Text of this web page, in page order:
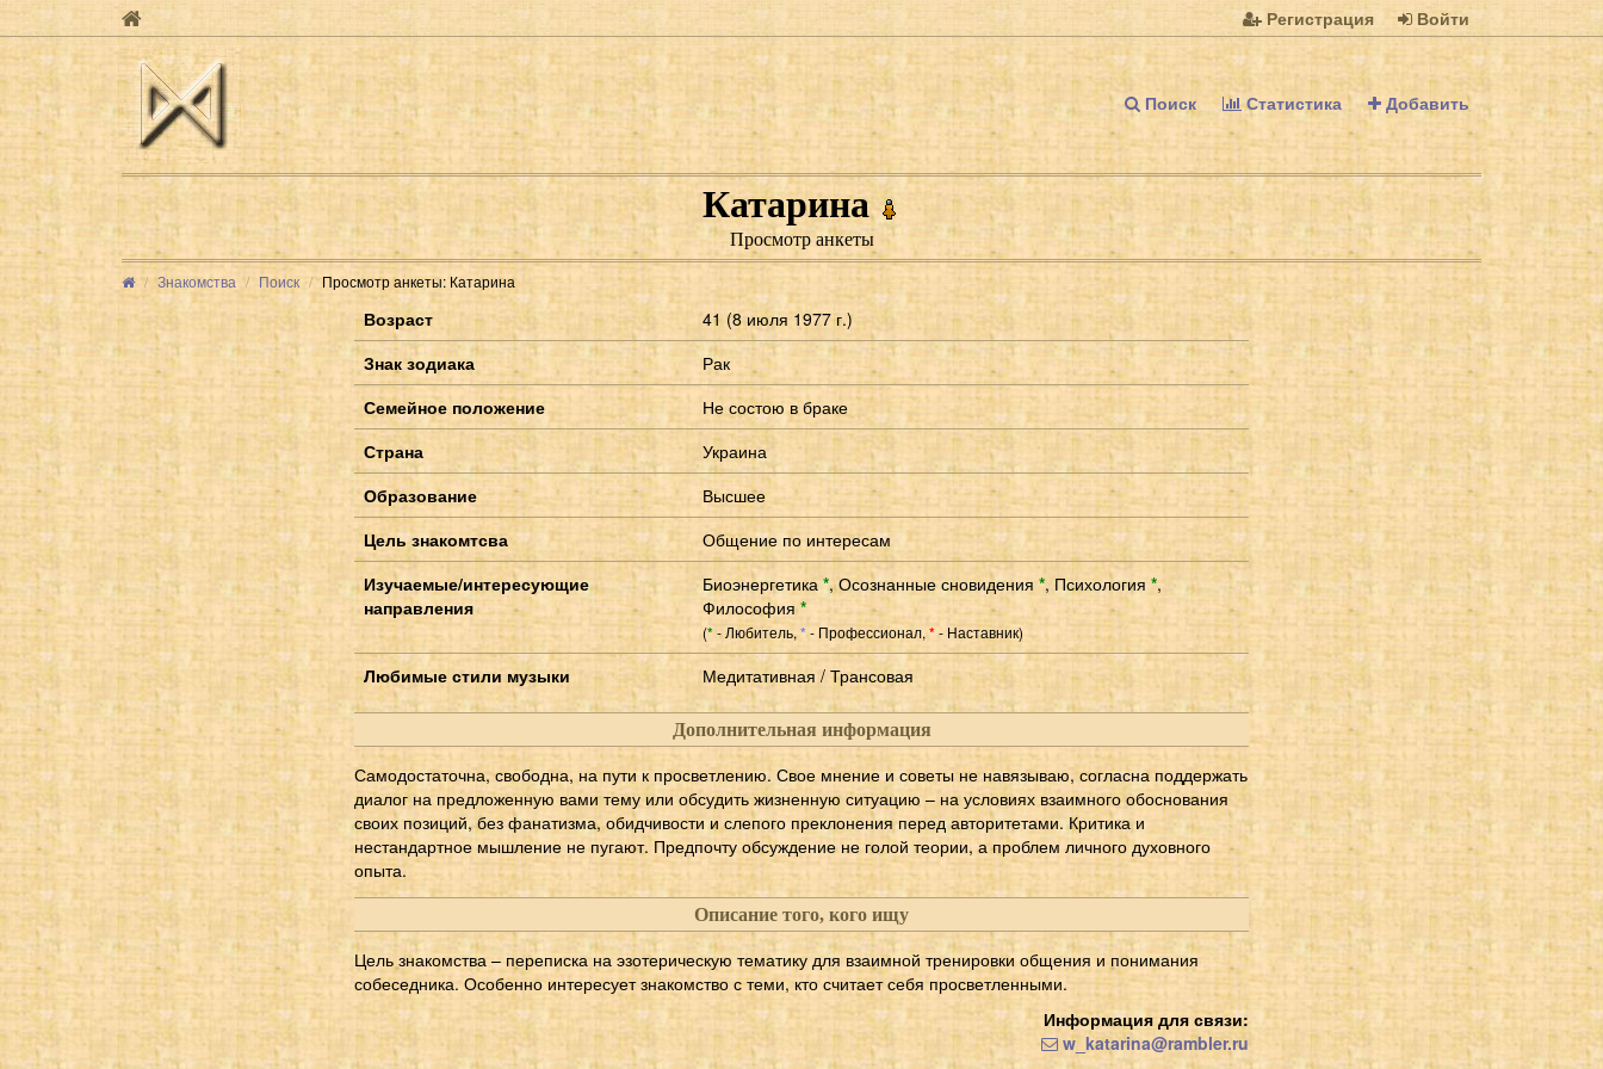
Регистрация Войти
Поиск Статистика Добавить
Катарина
Просмотр анкеты
Знакомства Поиск Просмотр анкеты: Катарина
Возраст
41 (8 июля 1977 г.)
Знак зодиака
Рак
Семейное положение
Не состою в браке
Страна
Украина
Образование
Высшее
Цель знакомтсва
Общение по интересам
Изучаемые/интересующие
направления
Биоэнергетика *,Осознанные сновидения *, Психология *,
Философия*
(*- Любитель,* - Профессионал, *- Наставник)
Любимые стили музыки Медитативная / Трансовая
Дополнительная информация
Самодостаточна, свободна, на пути к просветлению. Свое мнение и советы не навязываю, согласна поддержать
диалог на предложенную вами тему или обсудить жизненную ситуацию – на условиях взаимного обоснования
своих позиций, без фанатизма, обидчивости и слепого преклонения перед авторитетами. Критика и
нестандартное мышление не пугают. Предпочту обсуждение не голой теории, а проблем личного духовного
опыта.
Описание того, кого ищу
Цель знакомства – переписка на эзотерическую тематику для взаимной тренировки общения и понимания
собеседника. Особенно интересует знакомство с теми, кто считает себя просветленными.
Информация для связи:
w_katarina@rambler.ru